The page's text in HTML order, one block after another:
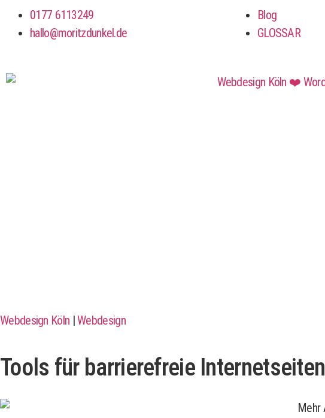
0177 6113249
hallo@moritzdunkel.de
Blog
GLOSSAR
Webdesign Köln |Webdesign
Tools für barrierefreie Internetseiten